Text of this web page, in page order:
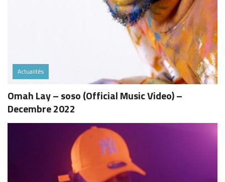
Actualités
Omah Lay – soso (Official Music Video) –
Decembre 2022